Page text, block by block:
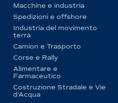
Macchine e industria
Spedizioni e offshore
Industria del movimento
terra
Camion e Trasporto
Corse e Rally
Alimentare e
Farmaceutico
Costruzione Stradale e Vie
d’Acqua